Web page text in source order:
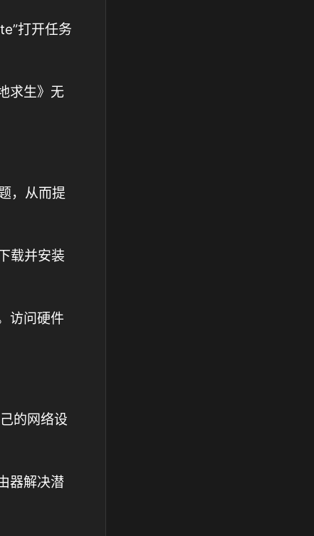
打开任务
求生》无
，从而提
载并安装
访问硬件
的网络设
器解决潜